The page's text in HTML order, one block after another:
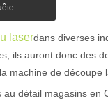
laserdans diverses
ils auront donc des
machine de découpe
détail magasins en